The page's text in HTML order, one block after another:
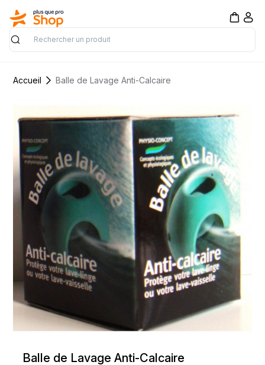
Rechercher
Accueil Balle de Lavage Anti-Calcaire
Balle de Lavage Anti-Calcaire